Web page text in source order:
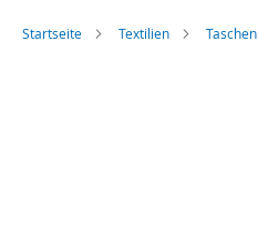
Startseite Textilien Taschen